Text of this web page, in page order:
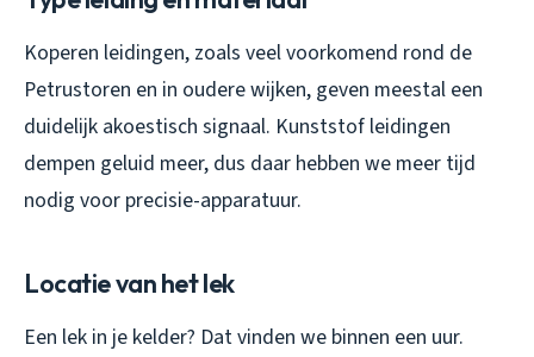
Koperen leidingen, zoals veel voorkomend rond de
Petrustoren en in oudere wijken, geven meestal een
duidelijk akoestisch signaal. Kunststof leidingen
dempen geluid meer, dus daar hebben we meer tijd
nodig voor precisie-apparatuur.
Locatie van het lek
Een lek in je kelder? Dat vinden we binnen een uur.